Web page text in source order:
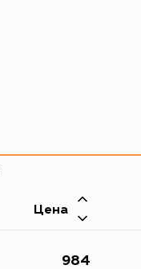
Цена
984